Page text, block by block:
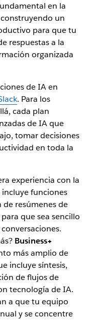
en la
un
para que tu
respuestas a la
organizada
de IA en
. Para los
cada plan
de IA que
tomar decisiones
en toda la
experiencia con la
funciones
de resúmenes de
que sea sencillo
Business+
más amplio de
incluye síntesis,
de flujos de
tecnología de IA.
a que tu equipo
y se concentre